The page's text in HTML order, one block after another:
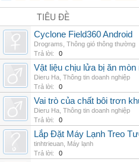
TIÊU ĐỀ
Cyclone Field360 Android
Drograms Thông gió thông thường
Trả lời:
0
Vật liệu chịu lửa bị ăn
Dieru Ha Thông tin doanh nghiệp
Trả lời:
0
Vai trò của chất bôi trơn
Dieru Ha Thông tin doanh nghiệp
Trả lời:
0
Lắp Đặt Máy Lạnh Treo
tinhtrieuan Máy lạnh
Trả lời:
0